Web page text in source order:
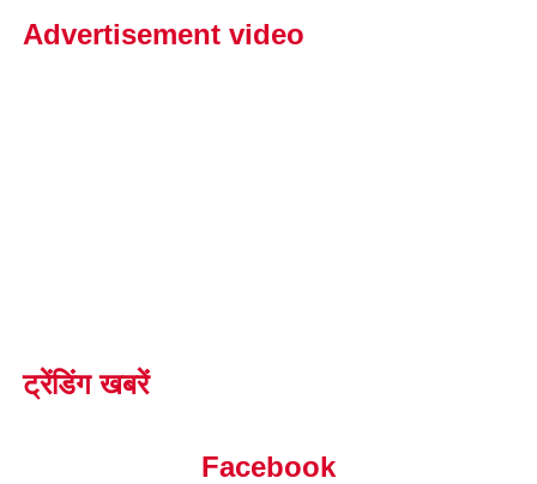
Advertisement video
ट्रेंडिंग खबरें
Facebook